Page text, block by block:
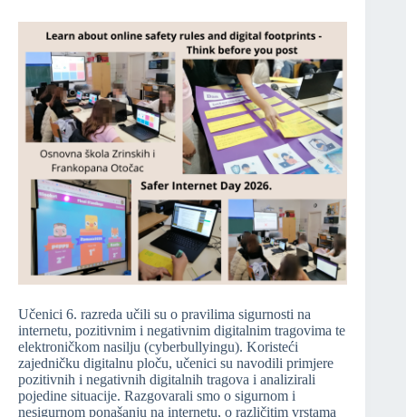
Učenici 6. razreda učili su o pravilima sigurnosti na
internetu, pozitivnim i negativnim digitalnim tragovima te
elektroničkom nasilju (cyberbullyingu). Koristeći
zajedničku digitalnu ploču, učenici su navodili primjere
pozitivnih i negativnih digitalnih tragova i analizirali
pojedine situacije. Razgovarali smo o sigurnom i
nesigurnom ponašanju na internetu, o različitim vrstama